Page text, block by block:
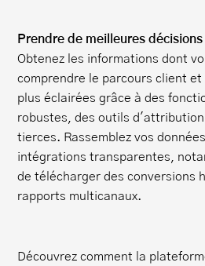
Prendre de meilleures
Obtenez les informations dont
comprendre le parcours client
plus éclairées grâce à des
robustes, des outils
tierces. Rassemblez vos
intégrations transparentes,
de télécharger des conversions
rapports multicanaux.
Découvrez comment la